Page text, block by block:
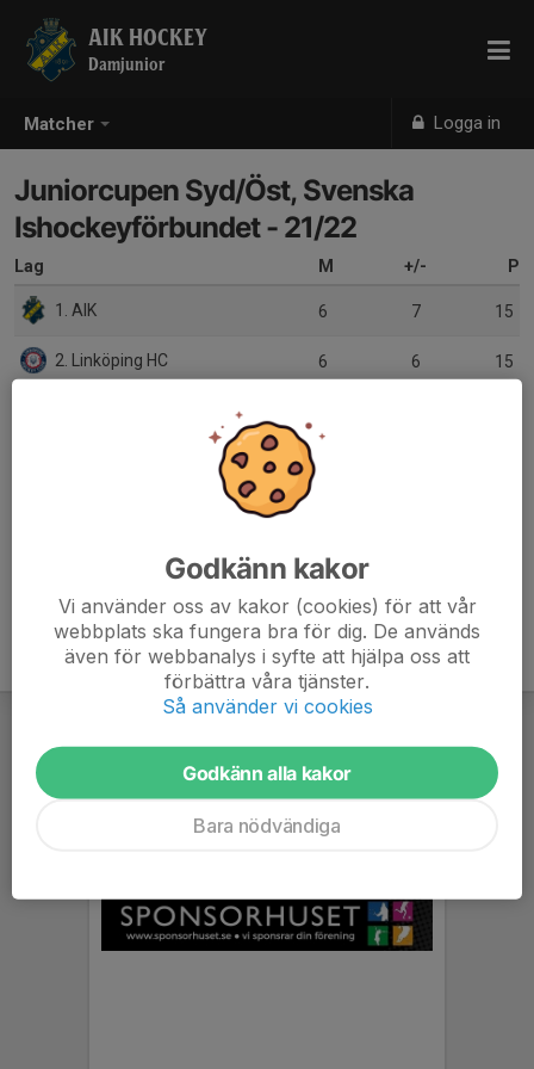
Matcher Logga in
AIK HOCKEY
Damjunior
Juniorcupen Syd/Öst, Svenska
Ishockeyförbundet - 21/22
Lag M +/- P
1. AIK 6 7 15
2. Linköping HC 6 6 15
4. Haninge Anchors HC
Godkänn kakor
Vi använder oss av kakor (cookies) för att vår
webbplats ska fungera bra för dig. De används
även för webbanalys i syfte att hjälpa oss att
förbättra våra tjänster.
Så använder vi cookies
Godkänn alla kakor
Bara nödvändiga